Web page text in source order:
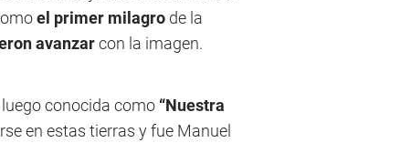
el primer milagro de la
avanzarcon la imagen.
conocida como “Nuestra
en estas tierras y fue Manuel